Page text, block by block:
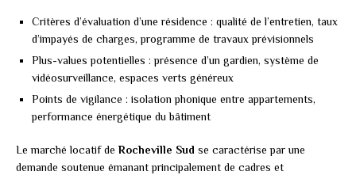
Critères d’évaluation d’une résidence : qualité de l’entretien, taux
d’impayés de charges, programme de travaux prévisionnels
Plus-values potentielles : présence d’un gardien, système de
vidéosurveillance, espaces verts généreux
Points de vigilance : isolation phonique entre appartements,
performance énergétique du bâtiment
Le marché locatif deRocheville Sud se caractérise par une
demande soutenue émanant principalement de cadres et